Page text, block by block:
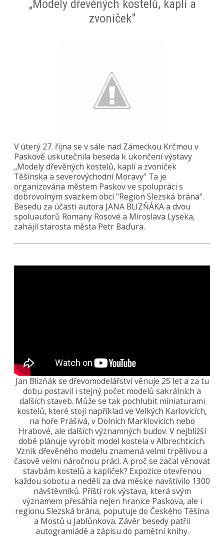
„Modely dřevěných kostelů, kaplí a
zvoniček"
V úterý 27. října se v sále nad Zámeckou Krčmou v
Paskově uskutečnila beseda k ukončení výstavy
„Modely dřevěných kostelů, kaplí a zvoniček
Těšínska a severovýchodní Moravy“ Ta je
organizována městem Paskov ve spolupráci s
dobrovolným svazkem obcí "Region Slezská brána".
Besedu za účasti autora JANA BLIZŇÁKA a dvou
spoluautorů Romany Rosové a Miroslava Lyseka,
zahájil starosta města Petr Baďura.
Jan Blizňák se dřevomodelářství věnuje 25 let a za tu
dobu postavil i stejný počet modelů sakrálních a
dalších staveb. Může se tak pochlubit miniaturami
kostelů, které stojí například ve Velkých Karlovicích,
na hoře Prášivá, v Dolních Marklovicích nebo
Hrabové, ale dalších významných budov. V nejbližší
době plánuje vyrobit model kostela v Albrechticích.
Vznik dřevěného modelu znamená velmi trpělivou a
časově velmi náročnou práci. A proč se začal věnovat
stavbám kostelů a kapliček? Expozice otevřenou
každou sobotu a neděli za dva měsíce navštívilo 1300
návštěvníků. Příští rok výstava, která svým
významem přesáhla nejen hranice Paskova, ale i
regionu Slezská brána, poputuje do Českého Těšína
a Mostů u Jablůnkova. Závěr besedy patřil
autogramiádě a zápisu do pamětní knihy.